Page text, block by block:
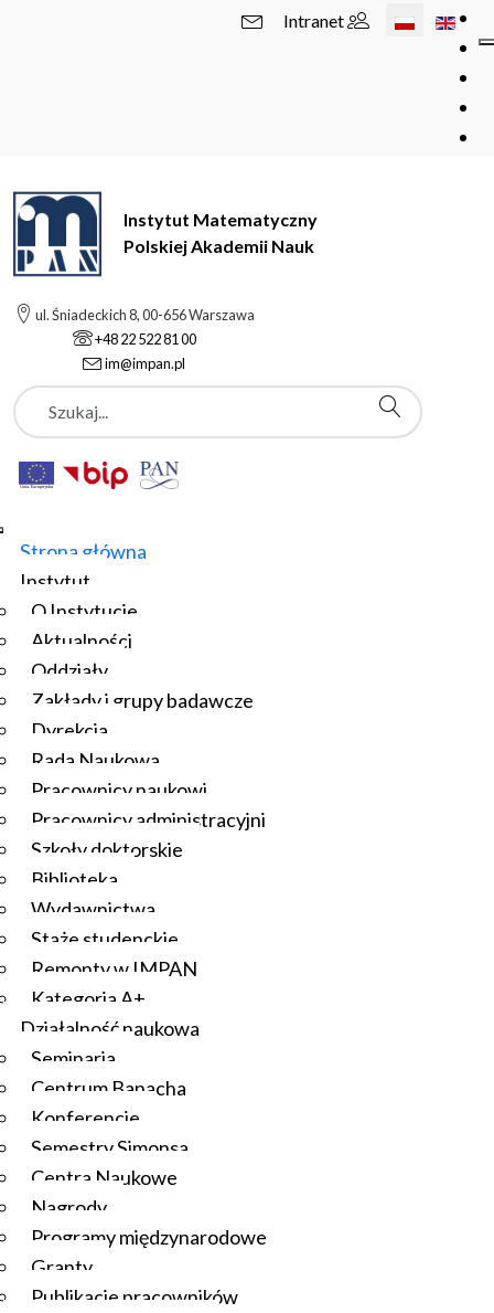
Wybierz swój
Intranet
Instytut Matematyczny
Polskiej Akademii Nauk
ul. Śniadeckich 8, 00-656 Warszawa
+48 22 522 81 00
im@impan.pl
Szukaj
Strona główna
Instytut
O Instytucie
Aktualności
Oddziały
Zakłady i grupy badawcze
Dyrekcja
Rada Naukowa
Pracownicy naukowi
Pracownicy administracyjni
Szkoły doktorskie
Biblioteka
Wydawnictwa
Staże studenckie
Remonty w IMPAN
Kategoria A+
Działalność naukowa
Seminaria
Centrum Banacha
Konferencje
Semestry Simonsa
Centra Naukowe
Nagrody
Programy międzynarodowe
Granty
Publikacje pracowników